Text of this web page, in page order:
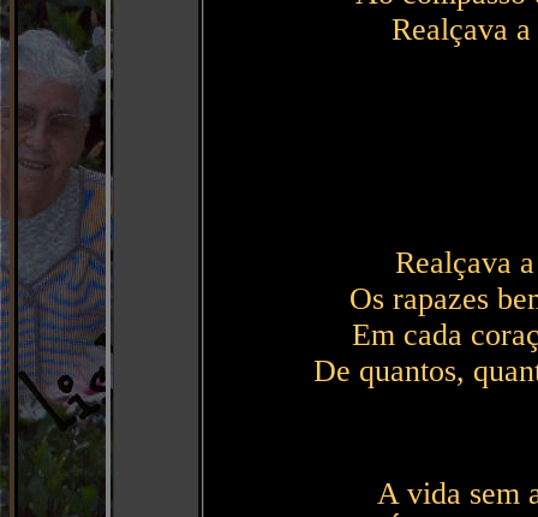
Realçava
Realçava
Os rapazes
Em cada
De quantos,
A vida sem